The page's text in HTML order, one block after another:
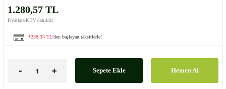
1.280,57 TL
Fiyatlara KDV dahildir.
*238,33 TL'den başlayan taksitlerle!
Sepete Ekle Hemen Al